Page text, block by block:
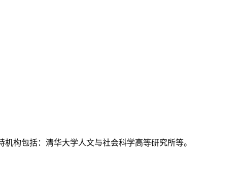
构包括：清华大学人文与社会科学高等研究所等。